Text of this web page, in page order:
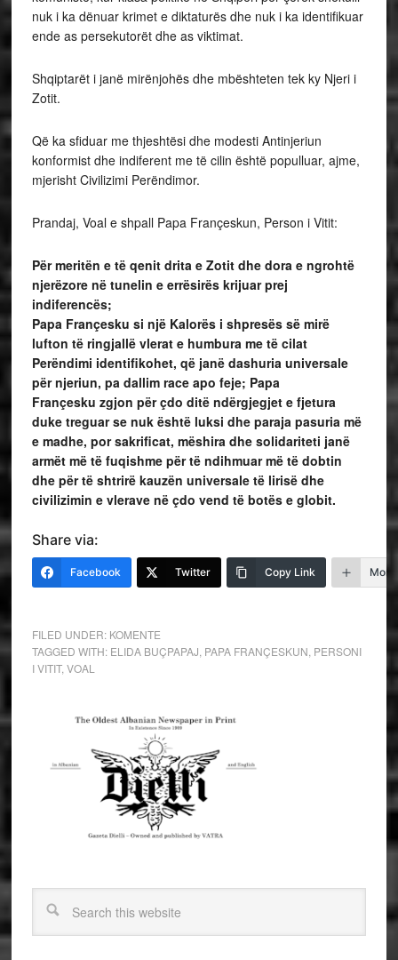
nuk i ka dënuar krimet e diktaturës dhe nuk i ka identifikuar
ende as persekutorët dhe as viktimat.
Shqiptarët i janë mirënjohës dhe mbështeten tek ky Njeri i
Zotit.
Që ka sfiduar me thjeshtësi dhe modesti Antinjeriun
konformist dhe indiferent me të cilin është populluar, ajme,
mjerisht Civilizimi Perëndimor.
Prandaj, Voal e shpall Papa Françeskun, Person i Vitit:
Për meritën e të qenit drita e Zotit dhe dora e ngrohtë
njerëzore në tunelin e errësirës krijuar prej
indiferencës;
Papa Françesku si një Kalorës i shpresës së mirë
lufton të ringjallë vlerat e humbura me të cilat
Perëndimi identifikohet, që janë dashuria universale
për njeriun, pa dallim race apo feje; Papa
Françesku zgjon për çdo ditë ndërgjegjet e fjetura
duke treguar se nuk është luksi dhe paraja pasuria më
e madhe, por sakrificat, mëshira dhe solidariteti janë
armët më të fuqishme për të ndihmuar më të dobtin
dhe për të shtrirë kauzën universale të lirisë dhe
civilizimin e vlerave në çdo vend të botës e globit.
Share via:
Facebook Twitter Copy Link More
FILED UNDER: KOMENTE
TAGGED WITH: ELIDA BUÇPAPAJ PAPA FRANÇESKUN PERSONI
I VITIT, VOAL